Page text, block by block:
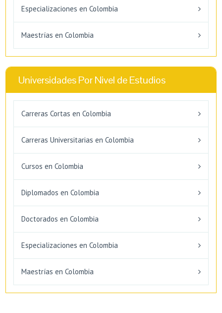
Especializaciones en Colombia
Maestrías en Colombia
Universidades Por Nivel de Estudios
Carreras Cortas en Colombia
Carreras Universitarias en Colombia
Cursos en Colombia
Diplomados en Colombia
Doctorados en Colombia
Especializaciones en Colombia
Maestrías en Colombia